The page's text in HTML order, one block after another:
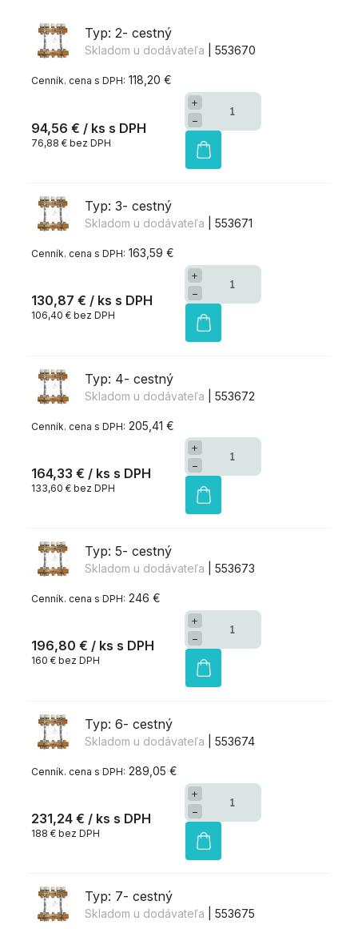
Typ: 2- cestný
Skladom u dodávateľa | 553670
118,20 €
94,56 € / ks
76,88 € bez DPH
+
−
Typ: 3- cestný
Skladom u dodávateľa | 553671
163,59 €
130,87 € / ks
106,40 € bez DPH
+
−
Typ: 4- cestný
Skladom u dodávateľa | 553672
205,41 €
164,33 € / ks
133,60 € bez DPH
+
−
Typ: 5- cestný
Skladom u dodávateľa | 553673
246 €
196,80 € / ks
160 € bez DPH
+
−
Typ: 6- cestný
Skladom u dodávateľa | 553674
289,05 €
231,24 € / ks
188 € bez DPH
+
−
Typ: 7- cestný
Skladom u dodávateľa | 553675